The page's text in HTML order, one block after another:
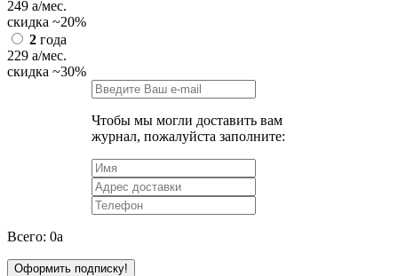
249 a/мес.
скидка ~20%
2 года
229 a/мес.
скидка ~30%
Чтобы мы могли доставить вам
журнал, пожалуйста заполните:
Всего: 0a
Оформить подписку!